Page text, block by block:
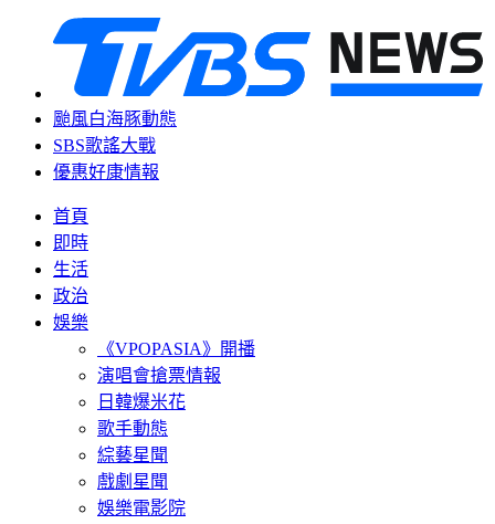
颱風白海豚動態
SBS歌謠大戰
優惠好康情報
首頁
即時
生活
政治
娛樂
《VPOPASIA》開播
演唱會搶票情報
日韓爆米花
歌手動態
綜藝星聞
戲劇星聞
娛樂電影院